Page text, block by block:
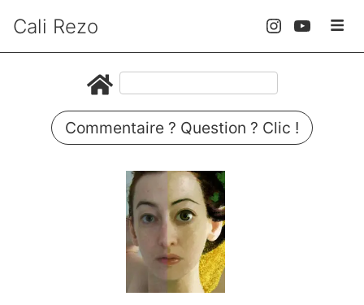
Cali Rezo
Commentaire ? Question ? Clic !